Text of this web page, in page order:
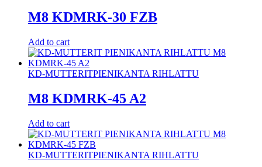
M8 KDMRK-30 FZB
Add to cart
KD-MUTTERITPIENIKANTA RIHLATTU
M8 KDMRK-45 A2
Add to cart
KD-MUTTERITPIENIKANTA RIHLATTU